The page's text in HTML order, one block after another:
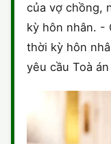
của vợ chồng,
kỳ hôn nhân. -
thời kỳ hôn
yêu cầu Toà